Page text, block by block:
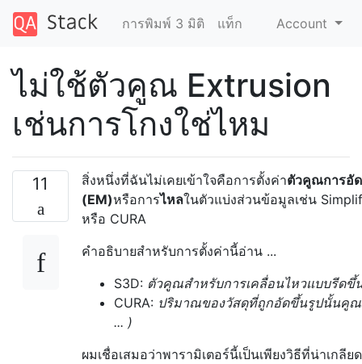
การพิมพ์ 3 มิติ แท็ก Account
ไม่ใช้ตัวคูณ Extrusion
เช่นการโกงใช่ไหม
11 สิ่งหนึ่งที่ฉันไม่เคยเข้าใจคือการตั้งค่าตัวคูณการอั
(EM)หรือการไหลในตัวแบ่งส่วนข้อมูลเช่น
หรือ CURA
คำอธิบายสำหรับการตั้งค่านี้อ่าน ...
S3D: ตัวคูณสำหรับการเคลื่อนไหวแบบรีดขึ้
CURA: ปริมาณของวัสดุที่ถูกอัดขึ้นรูปนั้นคู
... )
ผมเชื่อเสมอว่าพารามิเตอร์นี้เป็นเพียงวิธีที่น่าเกลีย